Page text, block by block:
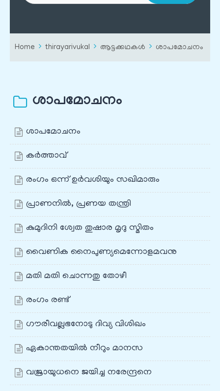
Home thirayarivukal ആട്ടക്കഥകൾ ശാപമോചനം
ശാപമോചനം
ശാപമോചനം
കർത്താവ്
രംഗം ഒന്ന് ഉർവശിയും സഖിമാരും
പ്രാണനിൽ, പ്രണയ തന്ത്രി
കുമുദിനി ശ്വേത തുഷാര മൃദു സ്മിതം
വൈണിക നൈപുണ്യമെന്നോളമവനു
മതി മതി ചൊന്നതു തോഴീ
രംഗം രണ്ട്
ഗൗരീവല്ലഭനോടു ദിവ്യ വിശിഖം
ഏകാന്തതയിൽ നീറും മാനസ
വജ്രായുധനെ ജയിച്ച നരേന്ദ്രനെ